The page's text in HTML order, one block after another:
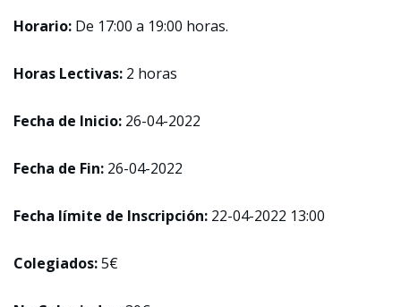
Horario: De 17:00 a 19:00 horas.
Horas Lectivas: 2 horas
Fecha de Inicio: 26-04-2022
Fecha de Fin: 26-04-2022
Fecha límite de Inscripción: 22-04-2022 13:00
Colegiados:5€